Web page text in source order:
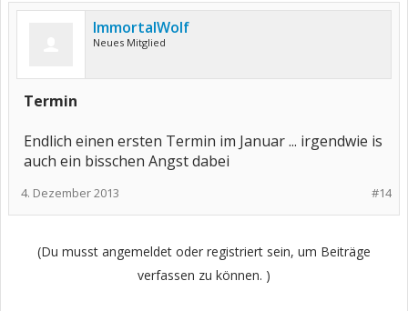
ImmortalWolf
Neues Mitglied
Termin
Endlich einen ersten Termin im Januar ... irgendwie is
auch ein bisschen Angst dabei
#14
4. Dezember 2013
(Du musst angemeldet oder registriert sein, um Beiträge
verfassen zu können. )